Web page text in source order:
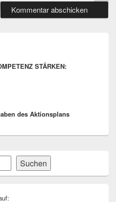
STÄRKEN:
des Aktionsplans
Suchen